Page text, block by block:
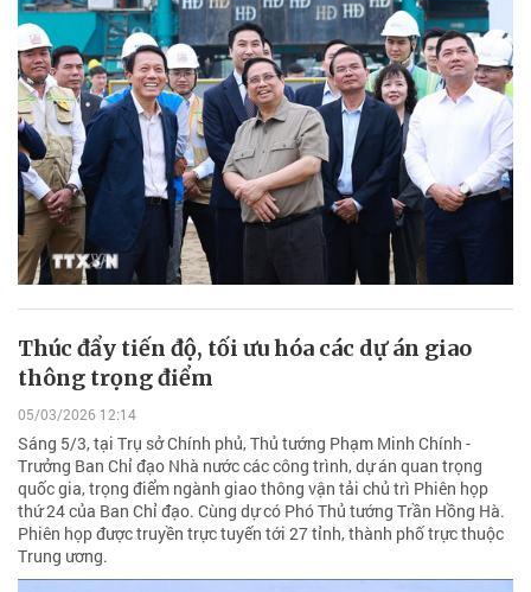
Thúc đẩy tiến độ, tối ưu hóa các dự án giao
thông trọng điểm
05/03/2026 12:14
Sáng 5/3, tại Trụ sở Chính phủ, Thủ tướng Phạm Minh Chính -
Trưởng Ban Chỉ đạo Nhà nước các công trình, dự án quan trọng
quốc gia, trọng điểm ngành giao thông vận tải chủ trì Phiên họp
thứ 24 của Ban Chỉ đạo. Cùng dự có Phó Thủ tướng Trần Hồng Hà.
Phiên họp được truyền trực tuyến tới 27 tỉnh, thành phố trực thuộc
Trung ương.